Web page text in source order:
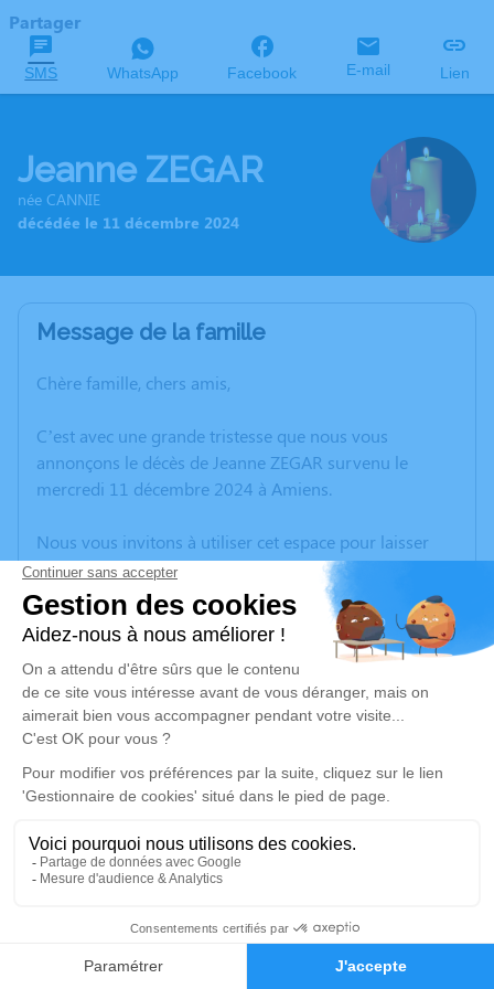
Faire-part Hommages
Partager
SMS WhatsApp Facebook E-mail Lien
Jeanne ZEGAR
née CANNIE
décédée le 11 décembre 2024
Message de la famille
Chère famille, chers amis,
C’est avec une grande tristesse que nous vous
annonçons le décès de Jeanne ZEGAR survenu le
mercredi 11 décembre 2024 à Amiens.
Nous vous invitons à utiliser cet espace pour laisser
vos condoléances, partager des photos souvenirs, une
anecdote ou exprimer vos pensées à travers des
poèmes ou des textes. Cet endroit est un lieu
d'expression dédié à honorer la mémoire de Jeanne
ZEGAR.
Un service de plantation d’arbre hommage est
disponible ici
Cérémonie religieuse
Eglise de la Chapelle Saint-Joseph d'Oignies
Rue Léon Jouhaux Oignies